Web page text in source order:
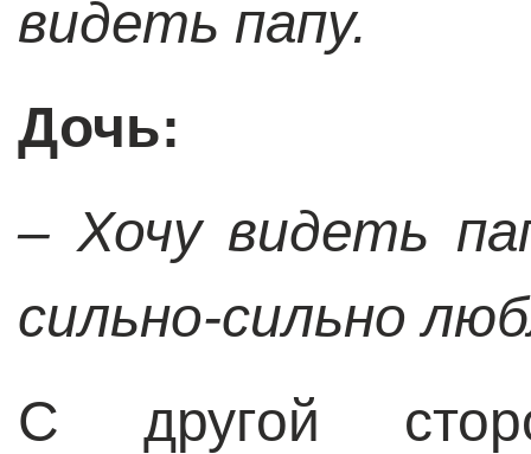
видеть папу.
Дочь:
– Хочу видеть
сильно-сильно
С другой